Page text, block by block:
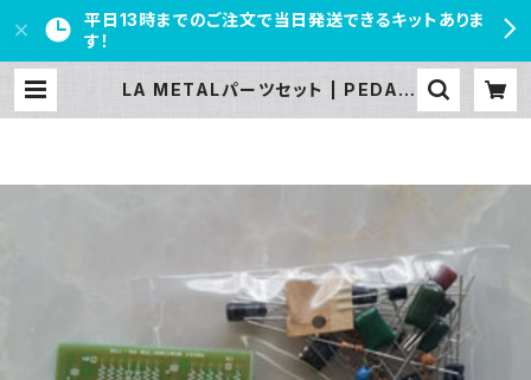
平日13時までのご注文で当日発送できるキットありま
す！
LA METALパーツセット | PEDAL